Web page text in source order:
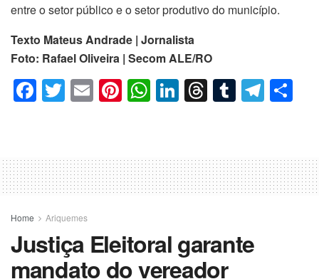
entre o setor público e o setor produtivo do município.
Texto Mateus Andrade | Jornalista
Foto: Rafael Oliveira | Secom ALE/RO
F
e
b
o
k
T
er
E Pi
e
st
W
s
A
Li
e
dI
T
a
d
T
bl
r
T
gr
a
p
ar
Home Ariquemes
Justiça Eleitoral garante
mandato do vereador